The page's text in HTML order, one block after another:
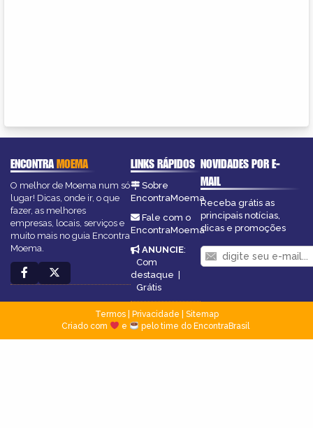
ENCONTRAMOEMA
O melhor de Moema num só
lugar! Dicas, onde ir, o que
fazer, as melhores
empresas, locais, serviços e
muito mais no guia Encontra
Moema.
LINKS RÁPIDOS
Sobre
EncontraMoema
Fale com o
EncontraMoema
ANUNCIE:
Com
destaque |
Grátis
NOVIDADES POR E-
MAIL
Receba grátis as
principais notícias,
dicas e promoções
Termos| Privacidade
Sitemap
Criado com
e pelo time do EncontraBrasil